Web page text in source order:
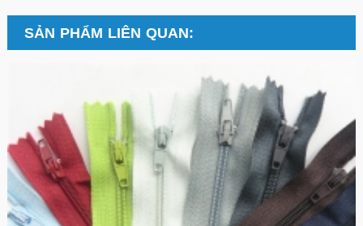
SẢN PHẨM LIÊN QUAN: